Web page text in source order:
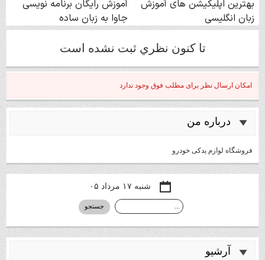
تا كنون نظري ثبت نشده است
امکان ارسال نظر برای مطلب فوق وجود ندارد
درباره من
فروشگاه لوازم یدکی خودرو
شنبه ۱۷ مرداد ۰۵
آرشيو